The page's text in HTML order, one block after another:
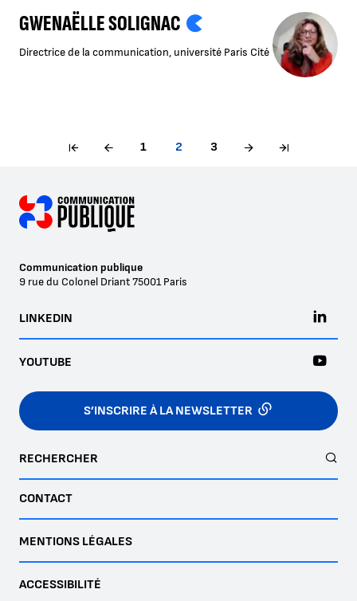
GWENAËLLE SOLIGNAC
Directrice de la communication, université Paris Cité
1 2 3
Communication publique
9 rue du Colonel Driant75001 Paris
S’INSCRIRE À LA NEWSLETTER
LINKEDIN
YOUTUBE
RECHERCHER
CONTACT
MENTIONS LÉGALES
ACCESSIBILITÉ